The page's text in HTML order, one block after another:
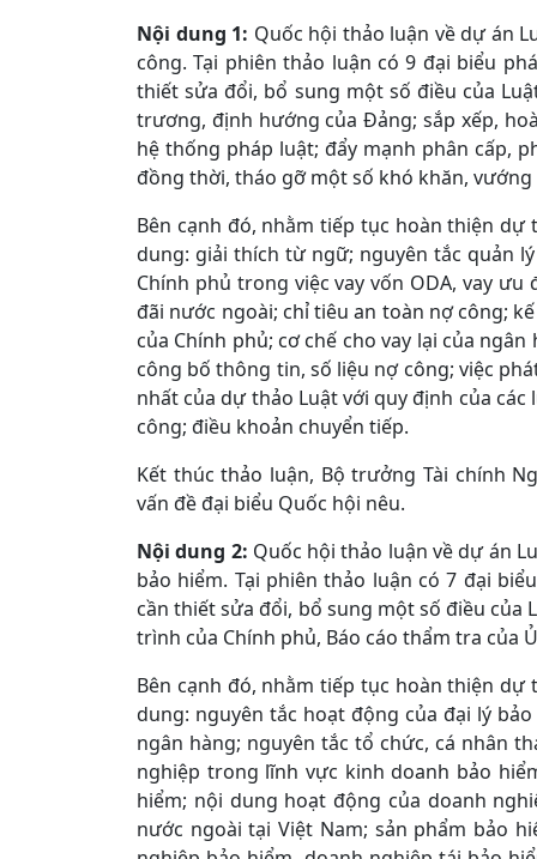
Nội dung 1: Quốc hội thảo luận về dự án
công. Tại phiên thảo luận có 9 đại biểu
thiết sửa đổi, bổ sung một số điều của
trương, định hướng của Đảng; sắp xếp,
hệ thống pháp luật; đẩy mạnh phân cấp,
đồng thời, tháo gỡ một số khó khăn,
Bên cạnh đó, nhằm tiếp tục hoàn thiện
dung: giải thích từ ngữ; nguyên tắc quản
Chính phủ trong việc vay vốn ODA, vay
đãi nước ngoài; chỉ tiêu an toàn nợ công;
của Chính phủ; cơ chế cho vay lại của
công bố thông tin, số liệu nợ công; việc
nhất của dự thảo Luật với quy định của
công; điều khoản chuyển tiếp.
Kết thúc thảo luận, Bộ trưởng Tài chính
vấn đề đại biểu Quốc hội nêu.
Nội dung 2: Quốc hội thảo luận về dự án
bảo hiểm. Tại phiên thảo luận có 7 đại
cần thiết sửa đổi, bổ sung một số điều của
trình của Chính phủ, Báo cáo thẩm tra của
Bên cạnh đó, nhằm tiếp tục hoàn thiện
dung: nguyên tắc hoạt động của đại lý
ngân hàng; nguyên tắc tổ chức, cá nhân
nghiệp trong lĩnh vực kinh doanh bảo
hiểm; nội dung hoạt động của doanh
nước ngoài tại Việt Nam; sản phẩm bảo